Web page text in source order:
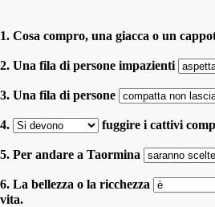
1. Cosa compro, una giacca o un
2. Una fila di persone impazienti
3. Una fila di persone
4. fuggire i cattivi
5. Per andare a Taormina
6. La bellezza o la ricchezza
vita.